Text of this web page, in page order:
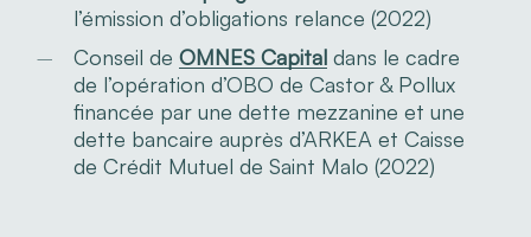
l’émission d’obligations relance (2022)
Conseil de OMNES Capitaldans le cadre
de l’opération d’OBO de Castor & Pollux
financée par une dette mezzanine et une
dette bancaire auprès d’ARKEA et Caisse
de Crédit Mutuel de Saint Malo (2022)